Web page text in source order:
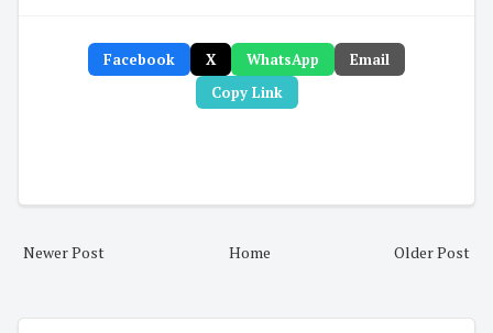
Facebook X WhatsApp
Email
Copy Link
Newer Post Older Post
Home